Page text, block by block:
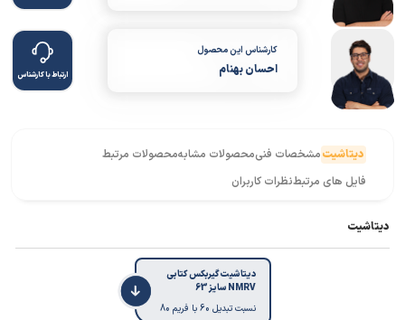
کارشناس این محصول
احسان بهنام ارتباط با کارشناس
دیتاشیتمشخصات فنیمحصولات مشابهمحصولات مرتبط
فایل های مرتبطنظرات کاربران
دیتاشیت
دیتاشیت گیربکس کتابی
NMRV سایز 63
نسبت تبدیل 60 با فریم 80